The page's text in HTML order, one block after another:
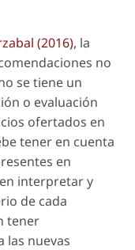
(2016), la
no
se tiene un
o evaluación
ofertados en
tener en cuenta
en
interpretar y
de cada
tener
las nuevas